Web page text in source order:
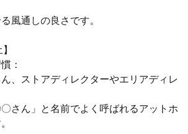
風通しの良さです。
：
、ストアディレクターやエリアディレ
さん」と名前でよく呼ばれるアットホ